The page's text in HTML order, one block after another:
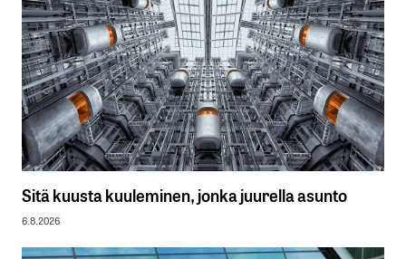
Sitä kuusta kuuleminen, jonka juurella asunto
6.8.2026